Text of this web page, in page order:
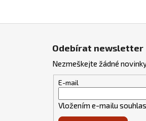
Odebírat newsletter
Nezmeškejte žádné
E-mail
Vložením e-mailu